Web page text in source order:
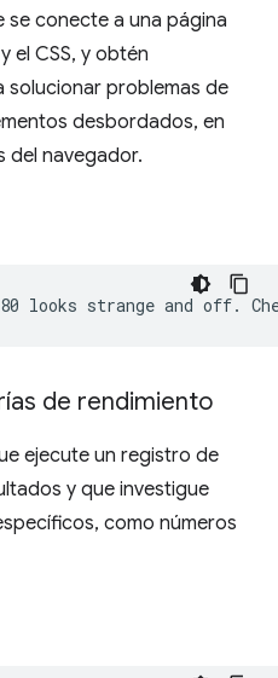
se conecte a una página
el CSS, y obtén
problemas de
desbordados, en
del navegador.
de rendimiento
ejecute un registro de
y que investigue
como números